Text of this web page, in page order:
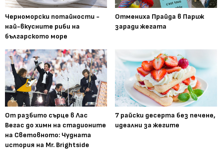
Черноморски потайности -
най-вкусните риби на
българското море
Отмениха Прайда в Париж
заради жегата
От разбито сърце в Лас
Вегас до химн на стадионите
на Световното: Чудната
история на Mr. Brightside
7 райски десерта без печене,
идеални за жегите